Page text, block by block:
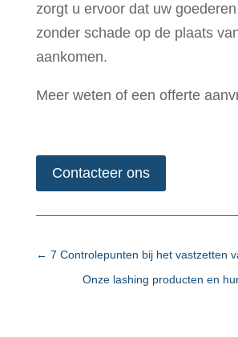
zorgt u ervoor dat uw
zonder schade op de plaats
aankomen.
Meer weten of een offerte
Contacteer ons
← 7 Controlepunten bij het vastzetten
Onze lashing producten en